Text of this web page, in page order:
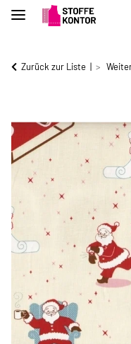
Zurück zur Liste